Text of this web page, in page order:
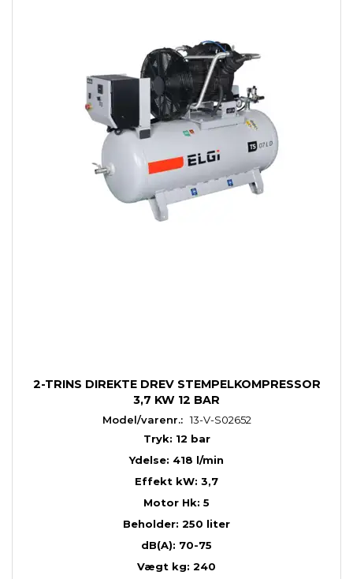
2-TRINS DIREKTE DREV STEMPELKOMPRESSOR
3,7 KW 12 BAR
Model/varenr.: 13-V-S02652
Tryk: 12 bar
Ydelse: 418 l/min
Effekt kW: 3,7
Motor Hk: 5
Beholder: 250 liter
dB(A): 70-75
Vægt kg: 240